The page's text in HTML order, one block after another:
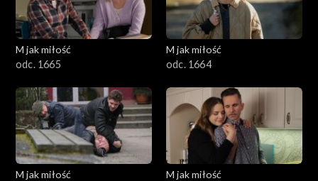
M jak miłość
odc. 1665
M jak miłość
odc. 1664
M jak miłość
M jak miłość